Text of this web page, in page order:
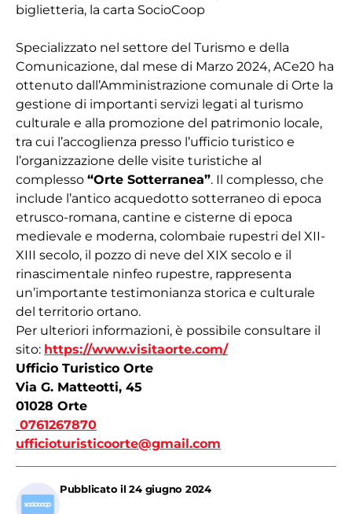
biglietteria, la carta SocioCoop
Specializzato nel settore del Turismo e della
Comunicazione, dal mese di Marzo 2024, ACe20 ha
ottenuto dall’Amministrazione comunale di Orte la
gestione di importanti servizi legati al turismo
culturale e alla promozione del patrimonio locale,
tra cui l’accoglienza presso l’ufficio turistico e
l’organizzazione delle visite turistiche al
complesso “Orte Sotterranea”. Il complesso, che
include l’antico acquedotto sotterraneo di epoca
etrusco-romana, cantine e cisterne di epoca
medievale e moderna, colombaie rupestri del XII-
XIII secolo, il pozzo di neve del XIX secolo e il
rinascimentale ninfeo rupestre, rappresenta
un’importante testimonianza storica e culturale
del territorio ortano.
Per ulteriori informazioni, è possibile consultare il
sito: https://www.visitaorte.com/
Ufficio Turistico Orte
Via G. Matteotti, 45
01028 Orte
0761267870
ufficioturisticoorte@gmail.com
Pubblicato il24 giugno 2024